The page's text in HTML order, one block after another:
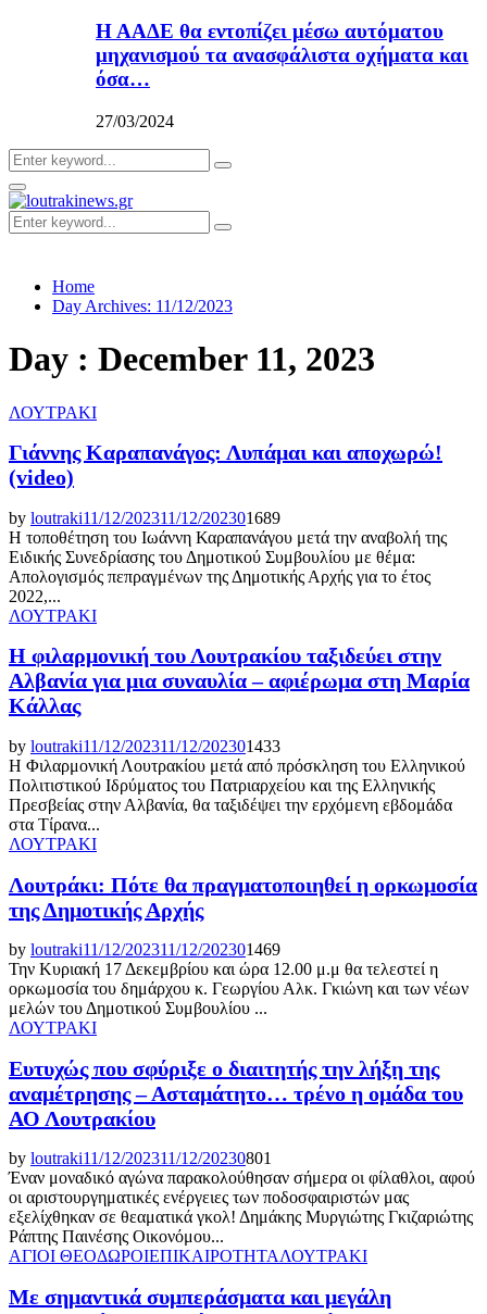
Η ΑΑΔΕ θα εντοπίζει μέσω αυτόματου
μηχανισμού τα ανασφάλιστα οχήματα και
όσα…
27/03/2024
Search
for:
Search
Primary
Menu
Search
for:
Search
Home
Day Archives: 11/12/2023
Day : December 11, 2023
ΛΟΥΤΡΑΚΙ
Γιάννης Καραπανάγος: Λυπάμαι και αποχωρώ!
(video)
by loutraki11/12/202311/12/202301689
Η τοποθέτηση του Ιωάννη Καραπανάγου μετά την αναβολή της
Ειδικής Συνεδρίασης του Δημοτικού Συμβουλίου με θέμα:
Απολογισμός πεπραγμένων της Δημοτικής Αρχής για το έτος
2022,...
ΛΟΥΤΡΑΚΙ
Η φιλαρμονική του Λουτρακίου ταξιδεύει στην
Αλβανία για μια συναυλία – αφιέρωμα στη Μαρία
Κάλλας
by loutraki11/12/202311/12/202301433
Η Φιλαρμονική Λουτρακίου μετά από πρόσκληση του Ελληνικού
Πολιτιστικού Ιδρύματος του Πατριαρχείου και της Ελληνικής
Πρεσβείας στην Αλβανία, θα ταξιδέψει την ερχόμενη εβδομάδα
στα Τίρανα...
ΛΟΥΤΡΑΚΙ
Λουτράκι: Πότε θα πραγματοποιηθεί η ορκωμοσία
της Δημοτικής Αρχής
by loutraki11/12/202311/12/202301469
Την Κυριακή 17 Δεκεμβρίου και ώρα 12.00 μ.μ θα τελεστεί η
ορκωμοσία του δημάρχου κ. Γεωργίου Αλκ. Γκιώνη και των νέων
μελών του Δημοτικού Συμβουλίου ...
ΛΟΥΤΡΑΚΙ
Ευτυχώς που σφύριξε ο διαιτητής την λήξη της
αναμέτρησης – Ασταμάτητο… τρένο η ομάδα του
ΑΟ Λουτρακίου
by loutraki11/12/202311/12/20230801
Έναν μοναδικό αγώνα παρακολούθησαν σήμερα οι φίλαθλοι, αφού
οι αριστουργηματικές ενέργειες των ποδοσφαιριστών μας
εξελίχθηκαν σε θεαματικά γκολ! Δημάκης Μυργιώτης Γκιζαριώτης
Ράπτης Παινέσης Οικονόμου...
ΑΓΙΟΙ ΘΕΟΔΩΡΟΙΕΠΙΚΑΙΡΟΤΗΤΑΛΟΥΤΡΑΚΙ
Με σημαντικά συμπεράσματα και μεγάλη